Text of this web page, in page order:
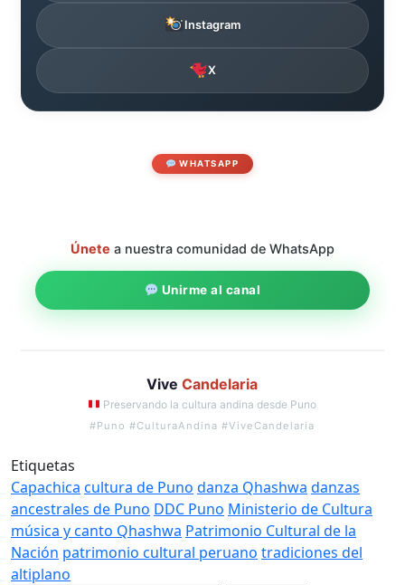
Instagram
X
WHATSAPP
Únete a nuestra comunidad de WhatsApp
Unirme al canal
ViveCandelaria
Preservando la cultura andina desde Puno
#Puno #CulturaAndina #ViveCandelaria
Etiquetas
Capachica cultura de Puno danza Qhashwa danzas
ancestrales de Puno DDC Puno Ministerio de Cultura
música y canto Qhashwa Patrimonio Cultural de la
Nación patrimonio cultural peruano tradiciones del
altiplano